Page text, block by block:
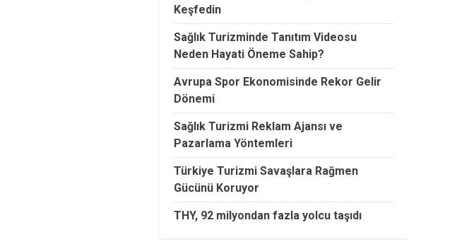
Keşfedin
Sağlık Turizminde Tanıtım Videosu
Neden Hayati Öneme Sahip?
Avrupa Spor Ekonomisinde Rekor Gelir
Dönemi
Sağlık Turizmi Reklam Ajansı ve
Pazarlama Yöntemleri
Türkiye Turizmi Savaşlara Rağmen
Gücünü Koruyor
THY, 92 milyondan fazla yolcu taşıdı